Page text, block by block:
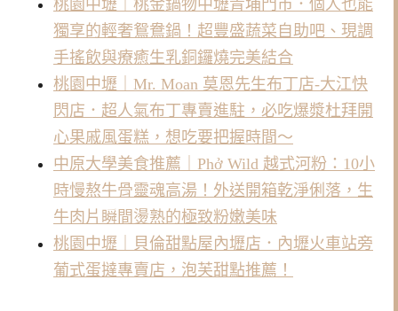
桃園中壢｜桃金鍋物中壢青埔門市．個人也能
獨享的輕奢鴛鴦鍋！超豐盛蔬菜自助吧、現調
手搖飲與療癒生乳銅鑼燒完美結合
桃園中壢｜Mr. Moan 莫恩先生布丁店-大江快
閃店．超人氣布丁專賣進駐，必吃爆漿杜拜開
心果戚風蛋糕，想吃要把握時間～
中原大學美食推薦｜Phở Wild 越式河粉：10小
時慢熬牛骨靈魂高湯！外送開箱乾淨俐落，生
牛肉片瞬間燙熟的極致粉嫩美味
桃園中壢｜貝倫甜點屋內壢店．內壢火車站旁
葡式蛋撻專賣店，泡芙甜點推薦！